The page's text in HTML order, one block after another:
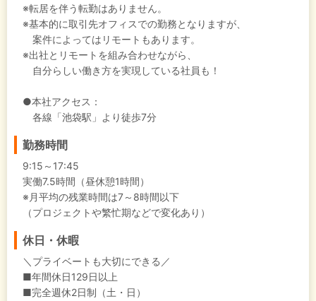
※転居を伴う転勤はありません。
※基本的に取引先オフィスでの勤務となりますが、
案件によってはリモートもあります。
※出社とリモートを組み合わせながら、
自分らしい働き方を実現している社員も！
●本社アクセス：
各線「池袋駅」より徒歩7分
勤務時間
9:15～17:45
実働7.5時間（昼休憩1時間）
※月平均の残業時間は7～8時間以下
（プロジェクトや繁忙期などで変化あり）
休日・休暇
＼プライベートも大切にできる／
■年間休日129日以上
■完全週休2日制（土・日）